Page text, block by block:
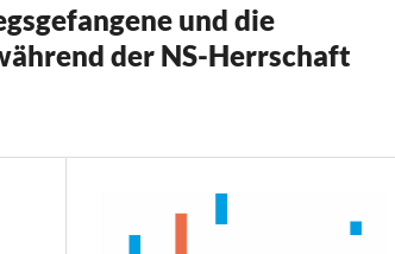
und die
der NS-Herrschaft